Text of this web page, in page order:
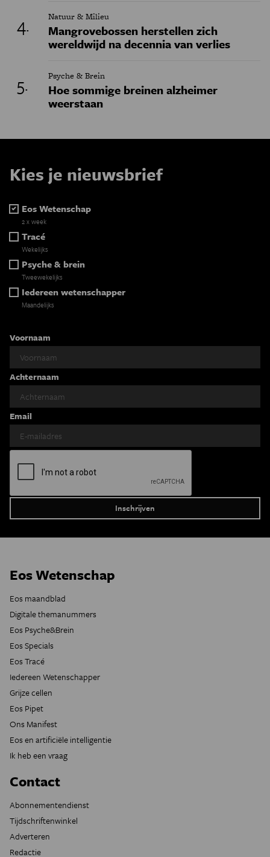
Natuur & Milieu
Mangrovebossen herstellen zich
wereldwijd na decennia van verlies
Psyche & Brein
Hoe sommige breinen alzheimer
weerstaan
Kies je nieuwsbrief
Eos Wetenschap
2 x week
Tracé
Wekelijks
Psyche & brein
Tweewekelijks
Iedereen wetenschapper
Maandelijks
Voornaam
Achternaam
Email
Eos Wetenschap
Eos maandblad
Digitale themanummers
Eos Psyche&Brein
Eos Specials
Eos Tracé
Iedereen Wetenschapper
Grijze cellen
Eos Pipet
Ons Manifest
Eos en artificiële intelligentie
Ik heb een vraag
Contact
Abonnementendienst
Tijdschriftenwinkel
Adverteren
Redactie